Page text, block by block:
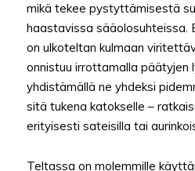
mikä tekee pystyttämisestä
haastavissa sääolosuhteissa.
on ulkoteltan kulmaan
onnistuu irrottamalla päätyjen
yhdistämällä ne yhdeksi
sitä tukena katokselle –
erityisesti sateisilla tai
Teltassa on molemmille